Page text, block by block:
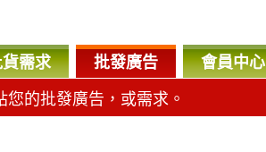
需求 批發廣告 會員中心
的批發廣告，或需求。